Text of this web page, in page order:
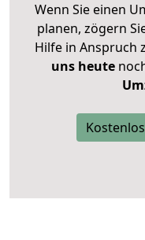
Wenn Sie einen
planen, zögern
Hilfe in Anspruch
uns heute